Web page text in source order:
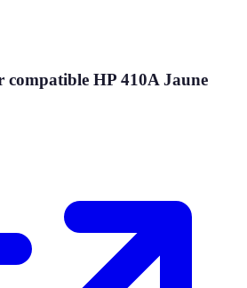
compatible HP 410A Jaune